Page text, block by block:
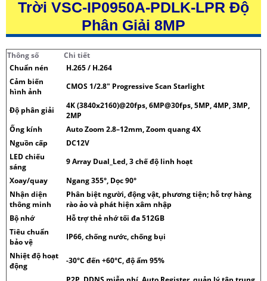
Trời VSC-IP0950A-PDLK-LPR Độ
Phân Giải 8MP
Thông số
Chi tiết
Chuẩn nén
H.265 / H.264
Cảm biến
hình ảnh
CMOS 1/2.8" Progressive Scan Starlight
Độ phân giải
4K (3840x2160)@20fps, 6MP@30fps, 5MP, 4MP, 3MP,
2MP
Ống kính
Auto Zoom 2.8–12mm, Zoom quang 4X
Nguồn cấp
DC12V
LED chiếu
sáng
9 Array Dual_Led, 3 chế độ linh hoạt
Xoay/quay
Ngang 355°, Dọc 90°
Nhận diện
thông minh
Phân biệt người, động vật, phương tiện; hỗ trợ hàng
rào ảo và phát hiện xâm nhập
Bộ nhớ
Hỗ trợ thẻ nhớ tối đa 512GB
Tiêu chuẩn
bảo vệ
IP66, chống nước, chống bụi
Nhiệt độ hoạt
động
-30°C đến +60°C, độ ẩm 95%